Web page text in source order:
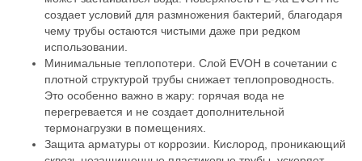
создает условий для размножения бактерий, благодаря
чему трубы остаются чистыми даже при редком
использовании.
Минимальные теплопотери. Слой EVOH в сочетании с
плотной структурой трубы снижает теплопроводность.
Это особенно важно в жару: горячая вода не
перегревается и не создает дополнительной
термонагрузки в помещениях.
Защита арматуры от коррозии. Кислород, проникающий